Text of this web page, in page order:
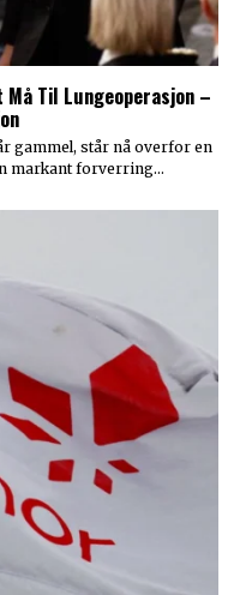
Til Lungeoperasjon –
gammel, står nå overfor en
markant forverring…